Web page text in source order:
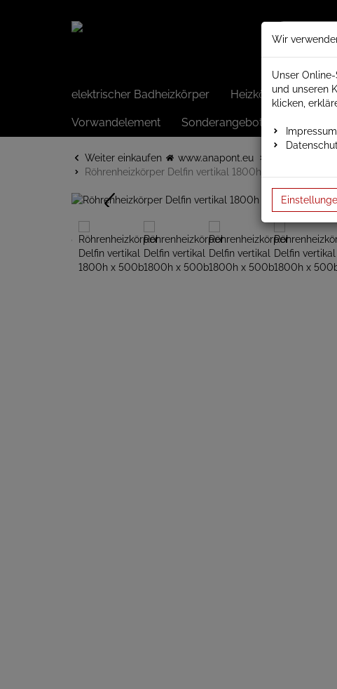
elektrischer Badheizkörper Heizkörper
Vorwandelement Sonderangebote
Weiter einkaufen www.anapont.eu
Röhrenheizkörper Delfin vertikal 1800h x 500b
Wir
Unser
und unseren
klicken,
Impressum